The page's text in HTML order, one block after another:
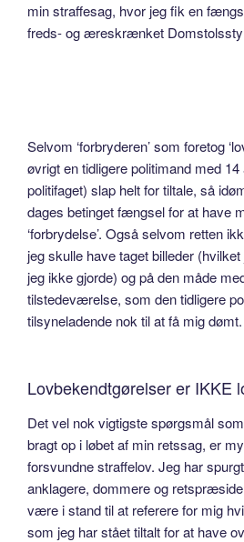
min straffesag, hvor jeg fik en
freds- og æreskrænket
Selvom ‘forbryderen’ som foretog
øvrigt en tidligere politimand med
politifaget) slap helt for tiltale, så
dages betinget fængsel for at have
‘forbrydelse’. Også selvom retten
jeg skulle have taget billeder
jeg ikke gjorde) og på den måde
tilstedeværelse, som den tidligere
tilsyneladende nok til at få mig dømt.
Lovbekendtgørelser er IKKE
Det vel nok vigtigste spørgsmål
bragt op i løbet af min retssag, er
forsvundne straffelov. Jeg har
anklagere, dommere og
være i stand til at referere for mig
som jeg har stået tiltalt for at have